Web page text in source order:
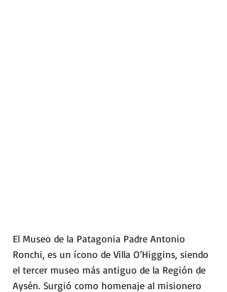
El Museo de la Patagonia Padre Antonio
Ronchi, es un ícono de Villa O’Higgins, siendo
el tercer museo más antiguo de la Región de
Aysén. Surgió como homenaje al misionero